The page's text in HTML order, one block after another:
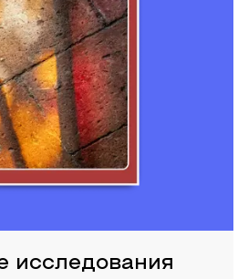
исследования